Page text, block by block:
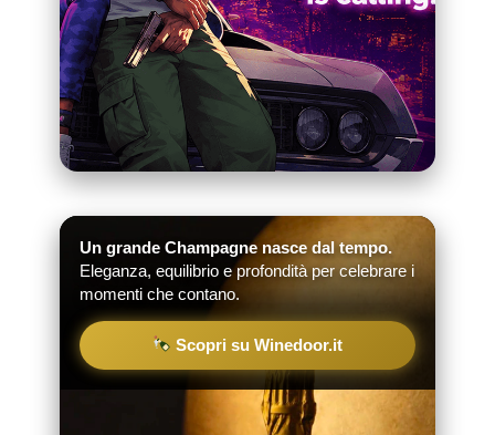
Un grande Champagne nasce dal tempo.
Eleganza, equilibrio e profondità per celebrare i
momenti che contano.
Scopri su Winedoor.it